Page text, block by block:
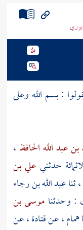
: بسم الله وعلى
عبد الله الحافظ ،
حدثني علي بن
، ثناعبد الله بن رجاء
: وحدثنا موسى بن
همام، عنقتادة، عن